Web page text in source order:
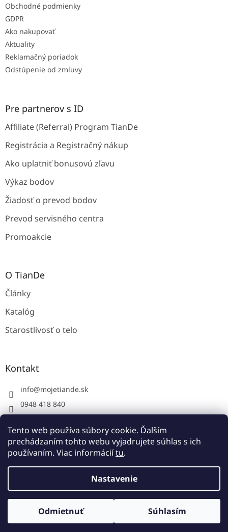
Tento web používa súbory cookie. Ďalším
prechádzaním tohto webu vyjadrujete súhlas s ich
používaním. Viac informáciítu.
Nastavenie
Odmietnuť Súhlasím
Obchodné podmienky
GDPR
Ako nakupovať
Aktuality
Reklamačný poriadok
Odstúpenie od zmluvy
Pre partnerov s ID
Affiliate (Referral) Program TianDe
Registrácia a Registračný nákup
Ako uplatniť bonusovú zľavu
Výkaz bodov
Žiadosť o prevod bodov
Prevod servisného centra
Promoakcie
O TianDe
Články
Katalóg
Starostlivosť o telo
Kontakt
info@mojetiande.sk
0948 418 840
instagram - mojetiande
Copyright 2026Moje TianDe Bratislava. Všetky práva